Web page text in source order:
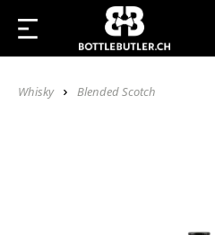
Whisky Blended Scotch